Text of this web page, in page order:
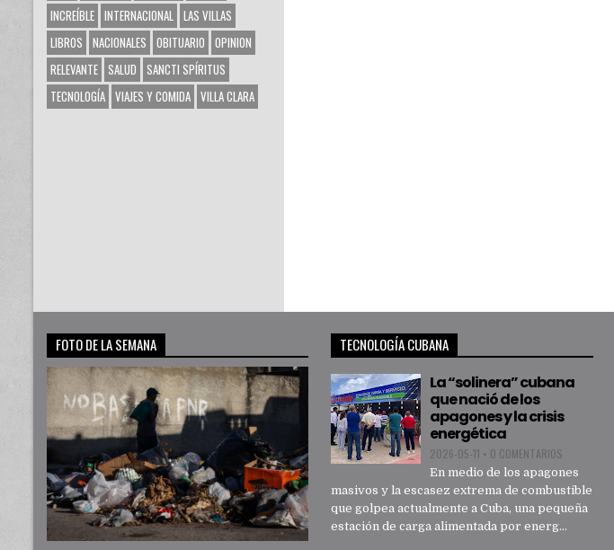
INCREÍBLE INTERNACIONAL LAS VILLAS
LIBROS NACIONALES OBITUARIO OPINION
RELEVANTE SALUD SANCTI SPÍRITUS
TECNOLOGÍA VIAJES Y COMIDA VILLA CLARA
FOTO DE LA SEMANA TECNOLOGÍA CUBANA
La “solinera” cubana
que nació de los
apagones y la crisis
energética
2026-05-11 • 0 COMENTARIOS
En medio de los apagones
masivos y la escasez extrema de combustible
que golpea actualmente a Cuba, una pequeña
estación de carga alimentada por energ...